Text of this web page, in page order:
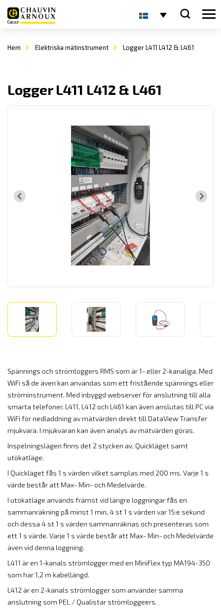
Hem Elektriska mätinstrument Logger L411 L412 & L461
Logger L411 L412 & L461
Spännings och strömloggers RMS som är 1- eller 2-kanaliga. Med
WiFi så de även kan användas som ett fristående spännings eller
ströminstrument. Med inbyggd webserver för anslutning till alla
smarta telefoner. L411, L412 och L461 kan även anslutas till PC via
WiFi för nedladdning av mätvärden direkt till DataView Transfer
mjukvara. I mjukvaran kan även analys av mätvärden göras.
Inspelningslägen finns det 2 stycken av, Quickläget samt
utökatläge.
I Quickläget fås 1 s värden vilket samplas med 200 ms. Varje 1 s
värde består att Max- Min- och Medelvärde.
I utökatläge används främst vid längre loggningar fås en
sammanräkning på minst 1 min, 4 st 1 s värden var 15:e sekund
och dessa 4 st 1 s värden sammanräknas och presenteras som
ett 1 s värde. Varje 1 s värde består att Max- Min- och Medelvärde
även vid denna loggning.
L411 är en 1-kanals strömlogger med en MiniFlex typ MA194-350
som har 1,2 m kabellängd.
L412 är en 2-kanals strömlogger som använder samma
anslutning som PEL / Qualistar strömloggeers.